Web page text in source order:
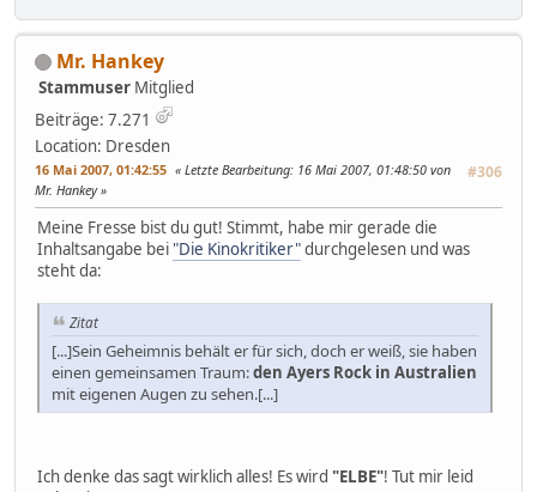
Mr. Hankey
Stammuser Mitglied
Beiträge: 7.271
Location: Dresden
16 Mai 2007, 01:42:55 #306
Letzte Bearbeitung: 16 Mai 2007, 01:48:50 von
Mr. Hankey
Meine Fresse bist du gut! Stimmt, habe mir gerade die
Inhaltsangabe bei "Die Kinokritiker"durchgelesen und was
steht da:
Zitat
[...]Sein Geheimnis behält er für sich, doch er weiß, sie haben
einen gemeinsamen Traum:den Ayers Rock in Australien
mit eigenen Augen zu sehen.[...]
Ich denke das sagt wirklich alles! Es wird "ELBE"! Tut mir leid